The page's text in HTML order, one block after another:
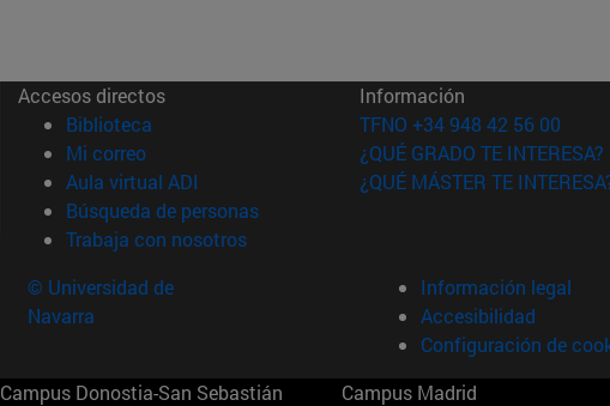
Accesos directos
Biblioteca (abre en nueva ventana)
Mi correo(abre en nueva ventana)
Aula virtual ADI (abre en nueva ventana)
Búsqueda de personas(abre en nueva ventana)
Trabaja con nosotros(abre en nueva ventana)
Información
TFNO +34 948 42 56 00
¿QUÉ GRADO TE INTERESA?
¿QUÉ MÁSTER TE
© Universidad de
Navarra
Información legal
Accesibilidad
Configuración de
Campus Donostia-San Sebastián
Campus Madrid